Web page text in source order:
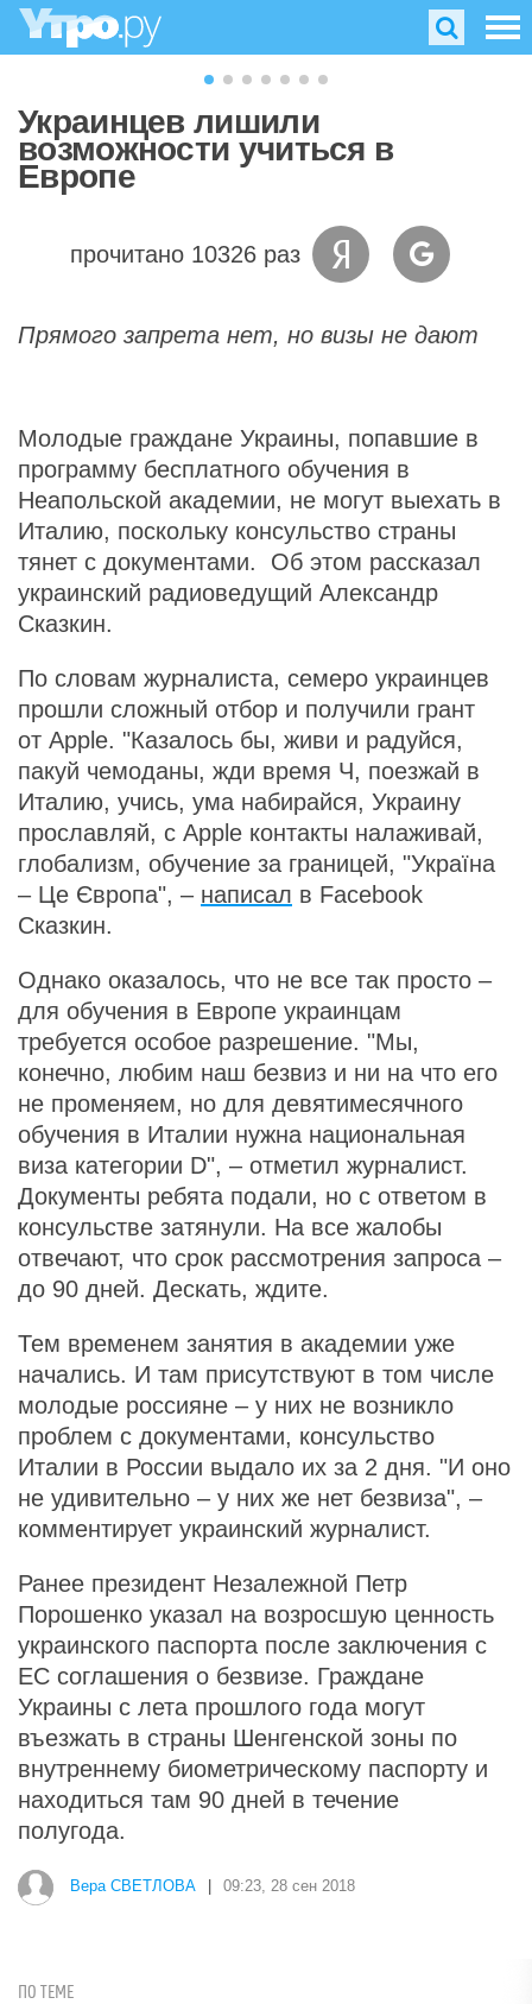
Украинцев лишили
возможности учиться в
Европе
прочитано 10326 раз
Прямого запрета нет, но визы не дают
Молодые граждане Украины, попавшие в
программу бесплатного обучения в
Неапольской академии, не могут выехать в
Италию, поскольку консульство страны
тянет с документами. Об этом рассказал
украинский радиоведущий Александр
Сказкин.
По словам журналиста, семеро украинцев
прошли сложный отбор и получили грант
от Apple. "Казалось бы, живи и радуйся,
пакуй чемоданы, жди время Ч, поезжай в
Италию, учись, ума набирайся, Украину
прославляй, с Apple контакты налаживай,
глобализм, обучение за границей, "Україна
– Це Європа", – написал в Facebook
Сказкин.
Однако оказалось, что не все так просто –
для обучения в Европе украинцам
требуется особое разрешение. "Мы,
конечно, любим наш безвиз и ни на что его
не променяем, но для девятимесячного
обучения в Италии нужна национальная
виза категории D", – отметил журналист.
Документы ребята подали, но с ответом в
консульстве затянули. На все жалобы
отвечают, что срок рассмотрения запроса –
до 90 дней. Дескать, ждите.
Тем временем занятия в академии уже
начались. И там присутствуют в том числе
молодые россияне – у них не возникло
проблем с документами, консульство
Италии в России выдало их за 2 дня. "И оно
не удивительно – у них же нет безвиза", –
комментирует украинский журналист.
Ранее президент Незалежной Петр
Порошенко указал на возросшую ценность
украинского паспорта после заключения с
ЕС соглашения о безвизе. Граждане
Украины с лета прошлого года могут
въезжать в страны Шенгенской зоны по
внутреннему биометрическому паспорту и
находиться там 90 дней в течение
полугода.
Вера СВЕТЛОВА 09:23, 28 сен 2018
ПО ТЕМЕ